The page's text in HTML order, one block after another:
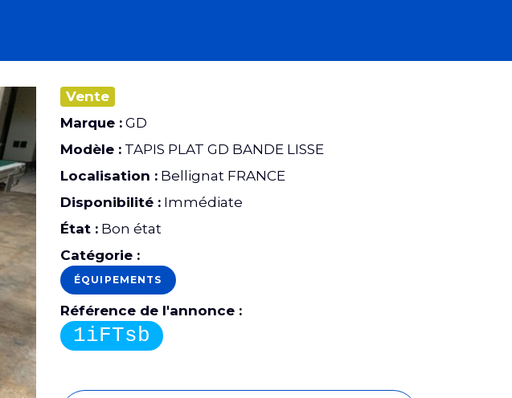
Vente
Marque : GD
Modèle : TAPIS PLAT GD BANDE LISSE
Localisation : Bellignat FRANCE
Disponibilité : Immédiate
État : Bon état
Catégorie :
ÉQUIPEMENTS
Référence de l'annonce :
1iFTsb